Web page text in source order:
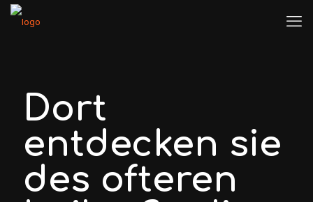
Dort
entdecken sie
des ofteren